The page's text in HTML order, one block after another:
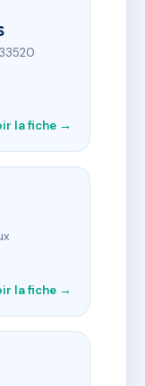
la fiche →
la fiche →